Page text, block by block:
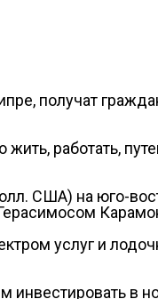
получат
работать,
США) на юго-
услуг и
инвестировать в